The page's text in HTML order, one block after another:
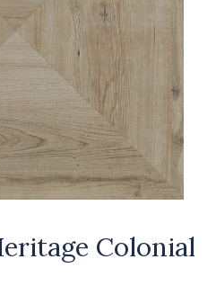
Colonial